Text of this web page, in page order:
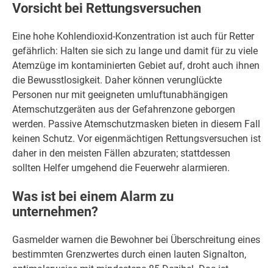
Vorsicht bei Rettungsversuchen
Eine hohe Kohlendioxid-Konzentration ist auch für Retter
gefährlich: Halten sie sich zu lange und damit für zu viele
Atemzüge im kontaminierten Gebiet auf, droht auch ihnen
die Bewusstlosigkeit. Daher können verunglückte
Personen nur mit geeigneten umluftunabhängigen
Atemschutzgeräten aus der Gefahrenzone geborgen
werden. Passive Atemschutzmasken bieten in diesem Fall
keinen Schutz. Vor eigenmächtigen Rettungsversuchen ist
daher in den meisten Fällen abzuraten; stattdessen
sollten Helfer umgehend die Feuerwehr alarmieren.
Was ist bei einem Alarm zu
unternehmen?
Gasmelder warnen die Bewohner bei Überschreitung eines
bestimmten Grenzwertes durch einen lauten Signalton,